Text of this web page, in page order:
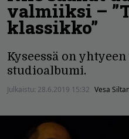
valmiiksi –
klassikko”
Kyseessä on
studioalbumi.
Julkaistu: 28.6.2019 15:32 Vesa